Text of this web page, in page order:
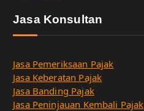
Jasa Konsultan
Jasa Pemeriksaan Pajak
Jasa Keberatan Pajak
Jasa Banding Pajak
Jasa Peninjauan Kembali Pajak